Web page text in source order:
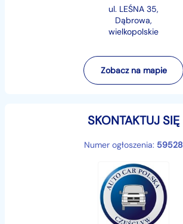
ul. LEŚNA 35,
Dąbrowa,
wielkopolskie
Zobacz na mapie
SKONTAKTUJ SIĘ
Numer ogłoszenia: 59528